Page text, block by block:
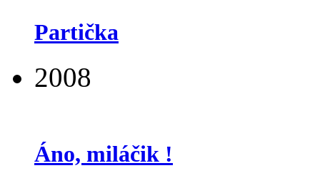
Partička
2008
Áno, miláčik !